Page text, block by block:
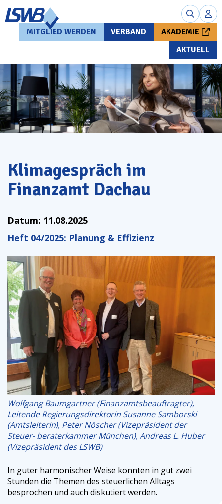
MITGLIED WERDEN VERBAND
AKADEMIE
AKTUELL
Klimagespräch im
Finanzamt Dachau
Datum: 11.08.2025
Heft 04/2025: Planung & Effizienz
Wolfgang Baumgartner (Finanzamtsbeauftragter),
Leitende Regierungsdirektorin Susanne Samborski
(Amtsleiterin), Peter Nöscher (Vizepräsident der
Steuer- beraterkammer München), Andreas L. Huber
(Vizepräsident des LSWB)
In guter harmonischer Weise konnten in gut zwei
Stunden die Themen des steuerlichen Alltags
besprochen und auch diskutiert werden.